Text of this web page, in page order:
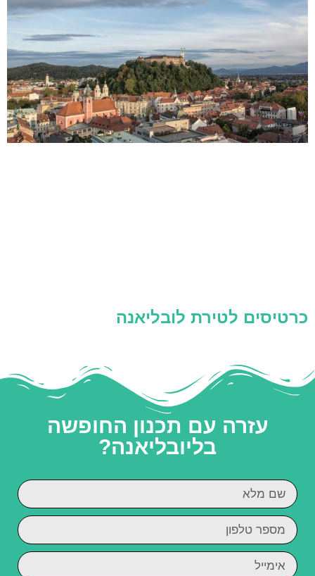
כרטיסים לטירת לובליאנה
עזרה עם תכנון החופשה
בליובליאנה?